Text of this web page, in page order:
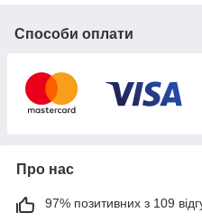
Способи оплати
Про нас
97% позитивних з 109